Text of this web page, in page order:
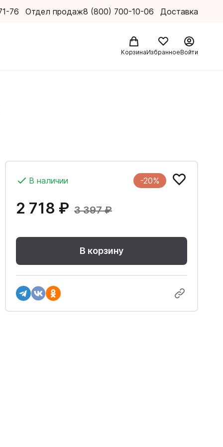
76 Отдел продаж8 (800) 700-10-06 Доставка
КорзинаИзбранноеВойти
В наличии -20%
2 718 ₽ 3 397 ₽
В корзину